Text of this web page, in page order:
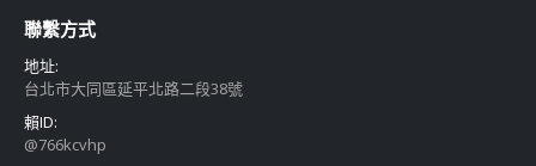
聯繫方式
地址:
台北市大同區延平北路二段38號
賴ID:
@766kcvhp